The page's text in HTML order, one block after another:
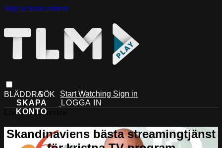
Skip to main content
Start Watching Sign in
Live stream preview